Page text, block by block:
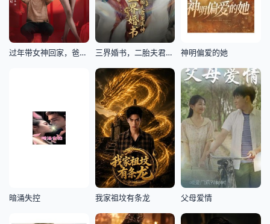
过年带女神回家，爸妈装穷被曝光了 三界婚书，二胎夫君是真神 神明偏爱的她
暗涌失控 我家祖坟有条龙 父母爱情